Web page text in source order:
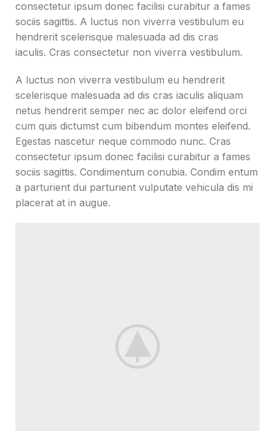
consectetur ipsum donec facilisi curabitur a fames
sociis sagittis. A luctus non viverra vestibulum eu
hendrerit scelerisque malesuada ad dis cras
iaculis. Cras consectetur non viverra vestibulum.
A luctus non viverra vestibulum eu hendrerit
scelerisque malesuada ad dis cras iaculis aliquam
netus hendrerit semper nec ac dolor eleifend orci
cum quis dictumst cum bibendum montes eleifend.
Egestas nascetur neque commodo nunc. Cras
consectetur ipsum donec facilisi curabitur a fames
sociis sagittis. Condimentum conubia. Condim entum
a parturient dui parturient vulputate vehicula dis mi
placerat at in augue.